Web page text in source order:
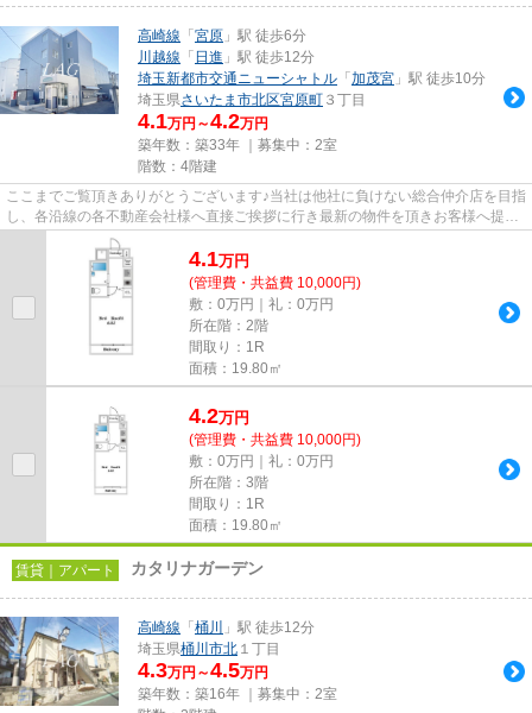
高崎線 「 宮原 」駅 徒歩6分
川越線 「 日進 」駅 徒歩12分
埼玉新都市交通ニューシャトル 「 加茂宮 」駅 徒歩10分
埼玉県さいたま市北区宮原町 ３丁目
4.1万円～4.2万円
築年数：築33年 ｜募集中： 2室
階数：4階建
ここまでご覧頂きありがとうございます♪当社は他社に負けない総合仲介店を目指
し、各沿線の各不動産会社様へ直接ご挨拶に行き最新の物件を頂きお客様へ提供
しております！最新の情報は...
4.1万円
(管理費・共益費 10,000円)
敷：0万円｜礼：0万円
所在階：2階
間取り：1R
面積：19.80㎡
4.2万円
(管理費・共益費 10,000円)
敷：0万円｜礼：0万円
所在階：3階
間取り：1R
面積：19.80㎡
賃貸｜アパート カタリナガーデン
高崎線 「 桶川
」駅 徒歩12分
埼玉県桶川市北 １丁目
4.3万円～4.5万円
築年数：築16年 ｜募集中： 2室